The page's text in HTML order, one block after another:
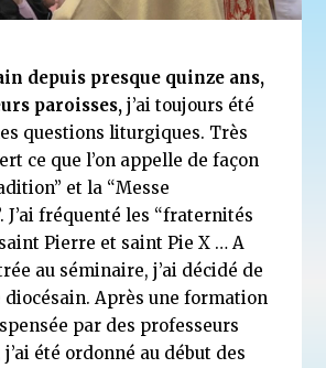
depuis presque quinze ans,
paroisses, j’ai toujours été
questions liturgiques. Très
ce que l’on appelle de façon
et la “Messe
fréquenté les “fraternités
Pierre et saint Pie X … A
au séminaire, j’ai décidé de
Après une formation
par des professeurs
été ordonné au début des